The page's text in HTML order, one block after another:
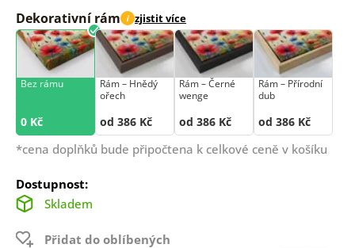
Dekorativní rám i zjistit více
Bez rámu
0 Kč
Rám –⁠⁠⁠⁠⁠⁠ Hnědý
ořech
od 386 Kč
Rám –⁠⁠⁠⁠⁠⁠ Černé
wenge
od 386 Kč
Rám –⁠⁠⁠⁠⁠⁠ Přírodní
dub
od 386 Kč
*cena doplňků bude připočtena k celkové ceně v košíku
Dostupnost:
Skladem
Přidat do oblíbených